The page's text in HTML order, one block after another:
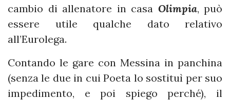
cambio di allenatore in casa Olimpia, può
essere utile qualche dato relativo
all’Eurolega.
Contando le gare con Messina in panchina
(senza le due in cui Poeta lo sostituì per suo
impedimento, e poi spiego perché), il